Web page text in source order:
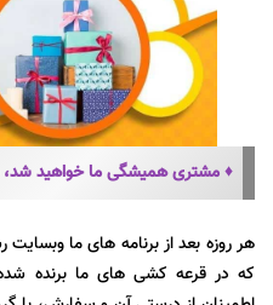
♦ مشتری همیشگی ما خواهید شد،
هر روزه بعد از برنامه های ما
که در قرعه کشی های ما برنده